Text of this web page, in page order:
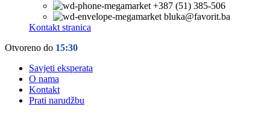
+387 (51) 385-506
bluka@favorit.ba
Kontakt stranica
Otvoreno do 15:30
Savjeti eksperata
O nama
Kontakt
Prati narudžbu